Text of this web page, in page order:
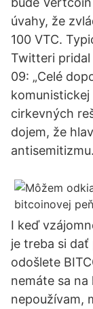
úvahy, že
100 VTC.
Twitteri pridal
09: „Celé
cirkevných
dojem, že
antisemitizmu.
I keď
je treba si dať
odošlete
nemáte sa
nepoužívam,